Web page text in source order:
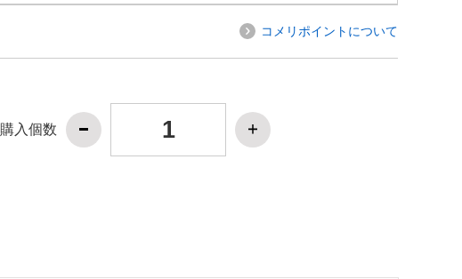
コメリポイントについて
購入個数